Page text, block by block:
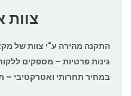
צוות
התקנה מהירה ע"י צוות של
גינות פרטיות – מספקים
במחיר תחרותי ואטרקטיבי –